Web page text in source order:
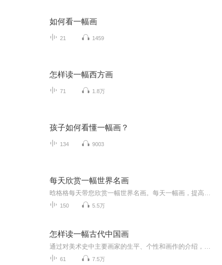
如何看一幅画
21 1459
怎样读一幅西方画
71 1.8万
孩子如何看懂一幅画？
134 9003
每天欣赏一幅世界名画
150 5.5万
怎样读一幅古代中国画
61 7.5万